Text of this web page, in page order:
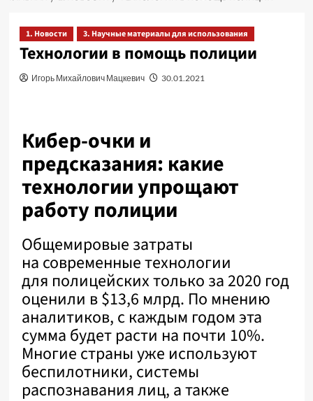
1. Новости 3. Научные материалы для использования
Технологии в помощь полиции
Игорь Михайлович Мацкевич 30.01.2021
Кибер-очки и
предсказания: какие
технологии упрощают
работу полиции
Общемировые затраты
на современные технологии
для полицейских только за 2020 год
оценили в $13,6 млрд. По мнению
аналитиков, с каждым годом эта
сумма будет расти на почти 10%.
Многие страны уже используют
беспилотники, системы
распознавания лиц, а также